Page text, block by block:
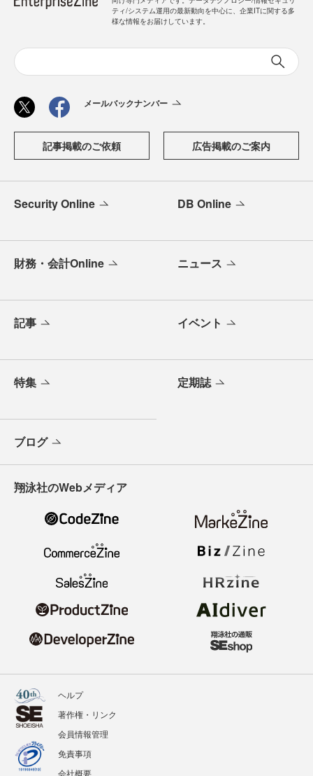
ティ/システム運用の最新動向を中心に、企業ITに関する多
様な情報をお届けしています。
メールバックナンバー
記事掲載のご依頼 広告掲載のご案内
Security Online DB Online
財務・会計Online ニュース
記事 イベント
特集 定期誌
ブログ
翔泳社のWebメディア
ヘルプ
著作権・リンク
会員情報管理
免責事項
会社概要